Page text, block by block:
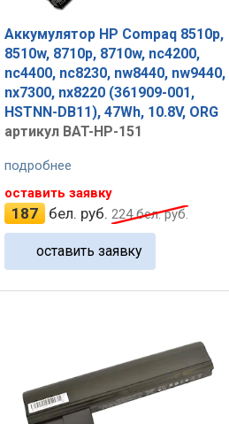
Аккумулятор HP Compaq 8510p,
8510w, 8710p, 8710w, nc4200,
nc4400, nc8230, nw8440, nw9440,
nx7300, nx8220 (361909-001,
HSTNN-DB11), 47Wh, 10.8V, ORG
артикул BAT-HP-151
подробнее
оставить заявку
187 бел. руб. 224бел. руб.
оставить заявку